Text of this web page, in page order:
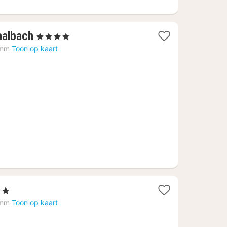
1
nacht
, 4 Sterren
Toon op kaart
Toon op kaart